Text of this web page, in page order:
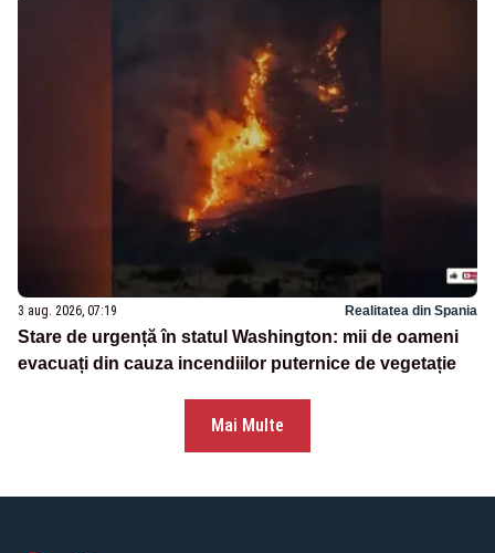
3 aug. 2026, 07:19 Realitatea din Spania
Stare de urgență în statul Washington: mii de oameni
evacuați din cauza incendiilor puternice de vegetație
Mai Multe